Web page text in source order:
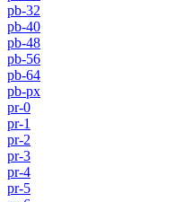
pb-32
pb-40
pb-48
pb-56
pb-64
pb-px
pr-0
pr-1
pr-2
pr-3
pr-4
pr-5